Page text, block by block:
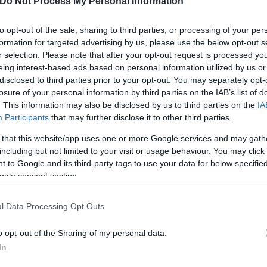
opt-out of the sale, sharing to third parties, or processing of your
for targeted advertising by us, please use the below opt-out
selection. Please note that after your opt-out request is processed
interest-based ads based on personal information utilized by us
to third parties prior to your opt-out. You may separately
of your personal information by third parties on the IAB’s list of
This information may also be disclosed by us to third parties on the
Participants that may further disclose it to other third parties.
that this website/app uses one or more Google services and may
but not limited to your visit or usage behaviour. You may
to Google and its third-party tags to use your data for below
consent section.
Data Processing Opt Outs
opt-out of the Sharing of my personal data.
είναι ολοκληρωμένο».
τίγρης στις αρχές του έτους. Για όσους
ολοκληρωμένο».